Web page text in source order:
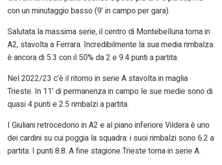
con un minutaggio basso (9’ in campo per gara).
Salutata la massima serie, il centro di Montebelluna torna in
A2, stavolta a Ferrara. Incredibilmente la sua media rimbalza
è ancora di 5.3 con il 50% da 2 e 9.4 punti a partita.
Nel 2022/23 c’è il ritorno in serie A stavolta in maglia
Trieste. In 11’ di permanenza in campo le sue medie sono di
quasi 4 punti e 2.5 rimbalzi a partita.
I Giuliani retrocedono in A2 e al piano inferiore Vildera è uno
dei cardini su cui poggia la squadra: i suoi rimbalzi sono 6.2 a
partita. I punti 8.8. A fine stagione Trieste torna in serie A.